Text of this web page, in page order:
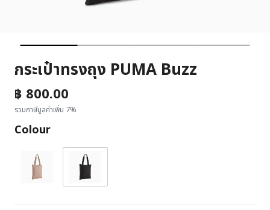
กระเป๋าทรงถุง PUMA Buzz
฿ 800.00
รวมภาษีมูลค่าเพิ่ม 7%
Colour